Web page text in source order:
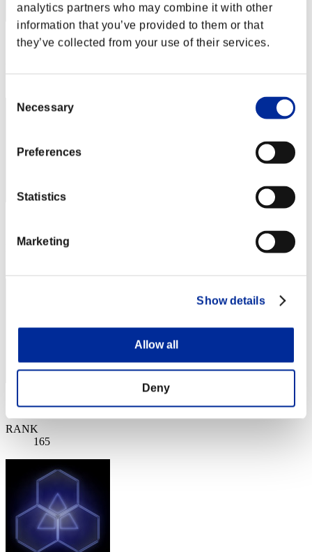
analytics partners who may combine it with other
information that you’ve provided to them or that
they’ve collected from your use of their services.
Selection
Necessary
Preferences
Statistics
Marketing
Show details
Allow all
Deny
スコア: -
RANK
スコア: -
RANK
165